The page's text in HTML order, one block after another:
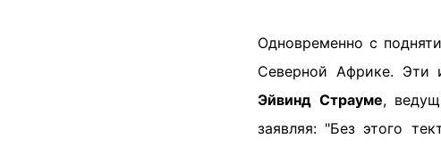
Одновременно с
Северной Африке. Эти
Эйвинд Страуме,
заявляя: "Без этого